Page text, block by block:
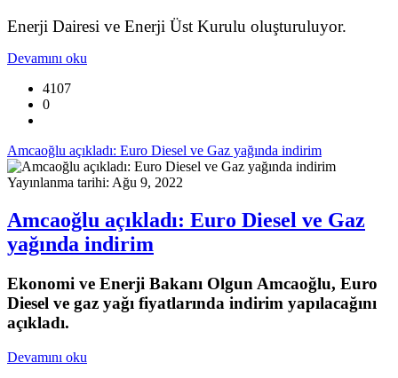
Enerji Dairesi ve Enerji Üst Kurulu oluşturuluyor.
Devamını oku
4107
0
Amcaoğlu açıkladı: Euro Diesel ve Gaz yağında indirim
Yayınlanma tarihi: Ağu 9, 2022
Amcaoğlu açıkladı: Euro Diesel ve Gaz
yağında indirim
Ekonomi ve Enerji Bakanı Olgun Amcaoğlu, Euro
Diesel ve gaz yağı fiyatlarında indirim yapılacağını
açıkladı.
Devamını oku